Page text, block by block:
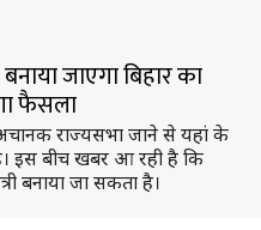
जाएगा बिहार का
फैसला
राज्यसभा जाने से यहां के
इस बीच खबर आ रही है कि
बनाया जा सकता है।